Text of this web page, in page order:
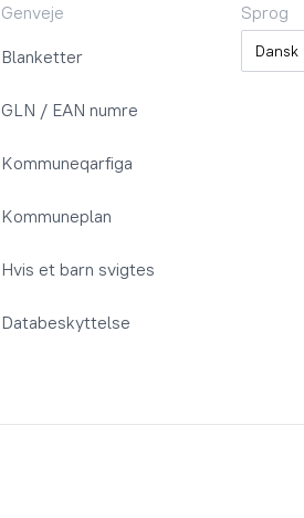
Genveje
Blanketter
GLN / EAN numre
Kommuneqarfiga
Kommuneplan
Hvis et barn svigtes
Databeskyttelse
Sprog
Sprog